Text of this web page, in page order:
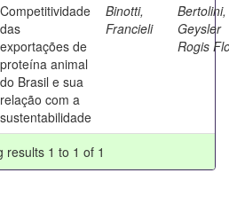
Competitividade
das
exportações de
proteína animal
do Brasil e sua
relação com a
sustentabilidade
Binotti,
Francieli
Bertolini,
Geysler
Rogis
results 1 to 1 of 1